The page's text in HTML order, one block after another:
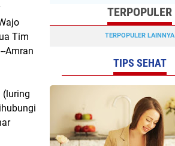
Tim
Amran
(luring
TERPOPULER
TERPOPULER LAINNYA
TIPS SEHAT